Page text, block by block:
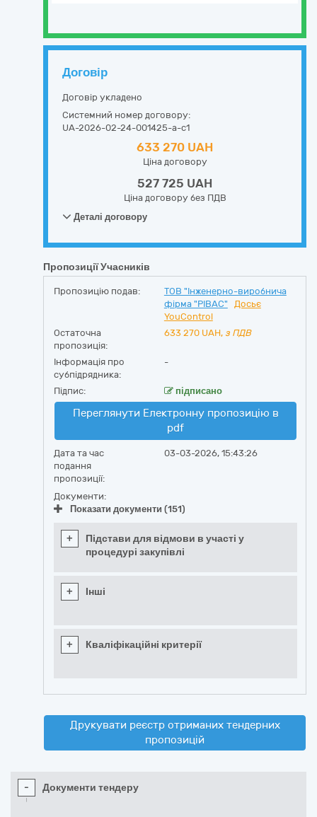
Договір
Договір укладено
Системний номер договору:
UA-2026-02-24-001425-a-c1
633 270 UAH
Ціна договору
527 725 UAH
Ціна договору без ПДВ
Деталі договору
Пропозиції Учасників
Пропозицію подав:
ТОВ "Інженерно-виробнича
фірма "РІВАС"
Досьє
YouControl
Остаточна
пропозиція:
633 270 UAH, з ПДВ
Інформація про
субпідрядника:
-
Підпис: підписано
Переглянути Електронну пропозицію в
pdf
Дата та час
подання
пропозиції:
03-03-2026, 15:43:26
Документи:
Показати документи (151)
+
Підстави для відмови в участі у
процедурі закупівлі
+ Інші
+ Кваліфікаційні критерії
Друкувати реєстр отриманих тендерних
пропозицій
- Документи тендеру